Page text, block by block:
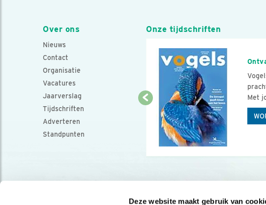
Deze website maakt gebruik van
Over ons
Nieuws
Contact
Organisatie
Vacatures
Jaarverslag
Tijdschriften
Adverteren
Standpunten
Onze tijdschriften
Met